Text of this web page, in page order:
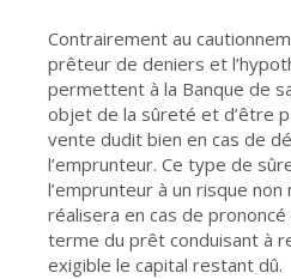
Contrairement au
prêteur de deniers et
permettent à la Banque de
objet de la sûreté et d’être
vente dudit bien en cas de
l’emprunteur. Ce type de
l’emprunteur à un risque
réalisera en cas de
terme du prêt conduisant à
exigible le capital restant dû.